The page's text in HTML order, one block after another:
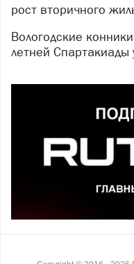
рост вторичного
Вологодские конники выступили в финале XIII
летней